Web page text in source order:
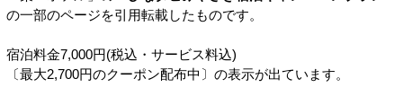
の一部のページを引用転載したものです。
宿泊料金7,000円(税込・サービス料込)
〔最大2,700円のクーポン配布中〕の表示が出ています。